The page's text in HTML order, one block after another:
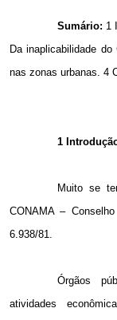
Sumário: 1
Da inaplicabilidade
nas zonas urbanas. 4
1
Muito se
CONAMA –
6.938/81.
Órgãos
atividades